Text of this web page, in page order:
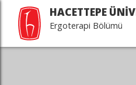
HACETTEPE
Ergoterapi Bölümü